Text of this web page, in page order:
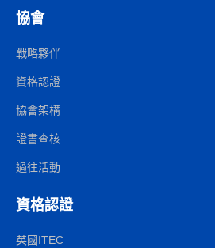
協會
戰略夥伴
資格認證
協會架構
證書查核
過往活動
資格認證
英國ITEC